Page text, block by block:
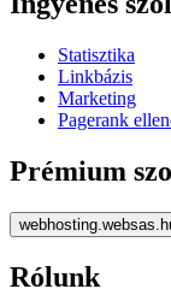
Statisztika
Linkbázis
Marketing
Pagerank
Prémium
Rólunk